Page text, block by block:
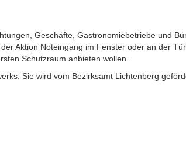
Geschäfte, Gastronomiebetriebe und
Aktion Noteingang im Fenster oder an der
Schutzraum anbieten wollen.
Sie wird vom Bezirksamt Lichtenberg